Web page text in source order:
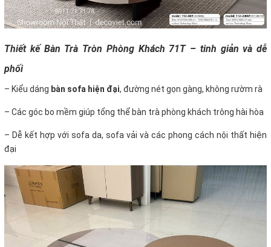
Thiết kế Bàn Trà Tròn Phòng Khách 71T – tinh giản và dễ
phối
– Kiểu dáng bàn sofa hiện đại, đường nét gọn gàng, không rườm rà
– Các góc bo mềm giúp tổng thể bàn trà phòng khách trông hài hòa
– Dễ kết hợp với sofa da, sofa vải và các phong cách nội thất hiện
đại